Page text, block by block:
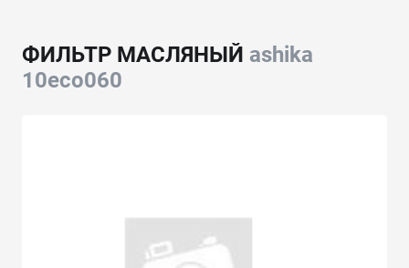
ФИЛЬТР МАСЛЯНЫЙ ashika
10eco060